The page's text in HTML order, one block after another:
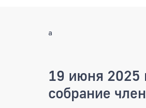
a
19 июня 2025
собрание